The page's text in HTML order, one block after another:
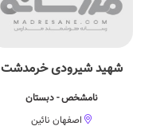
شهید شیرودی خرمدشت
نامشخص - دبستان
اصفهان نائین